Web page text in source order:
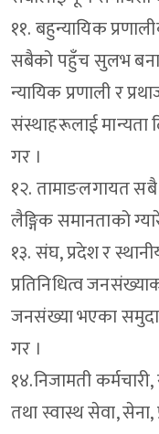
११. बहुन्यायिक
सबैको पहुँच सुलभ
न्यायिक प्रणाली र
संस्थाहरूलाई मान्यता
गर ।
१२. तामाङलगायत
लैङ्गिक समानताको
१३. संघ, प्रदेश र
प्रतिनिधित्व
जनसंख्या भएका
गर ।
१४.निजामती
तथा स्वास्थ सेवा,